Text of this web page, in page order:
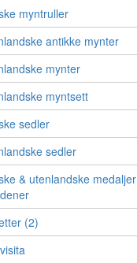
myntruller
antikke mynter
mynter
myntsett
sedler
sedler
& utenlandske medaljer
(2)